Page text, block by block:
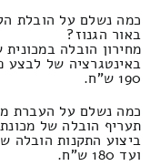
כמה נשלם על הובלת
באור הגנוז?
מחירון הובלה
190 ש"ח.
כמה נשלם על העברת
תעריף הובלה של
ועד 180 ש"ח.